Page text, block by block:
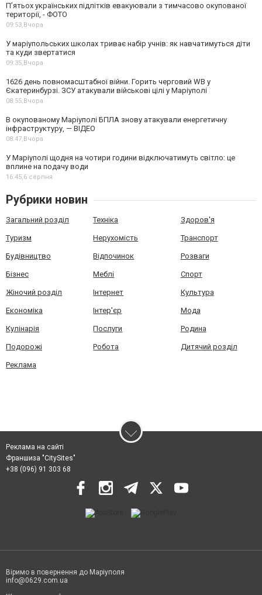
П’ятьох українських підлітків евакуювали з тимчасово окупованої
території, - ФОТО
09:53,Вчора
У маріупольських школах триває набір учнів: як навчатимуться діти
та куди звертатися
09:35,Вчора
1626 день повномасштабної війни. Горить черговий WB у
Єкатеринбурзі. ЗСУ атакували військові цілі у Маріуполі
08:55,Вчора
В окупованому Маріуполі БПЛА знову атакували енергетичну
інфраструктуру, — ВІДЕО
08:47,Вчора
У Маріуполі щодня на чотири години відключатимуть світло: це
вплине на подачу води
16:45,6 серпня
Рубрики новин
Загальний розділ Техніка Здоров'я
Туризм Нерухомість Транспорт
Будівництво Відпочинок Розваги
Бізнес Меблі Спорт
Жіночий розділ Інтернет Культура
Економіка Інтер'єр Мода
Кулінарія Послуги Родина
Подорожі Робота Дитячий розділ
Реклама
Реклама на сайті
Франшиза "CitySites"
+38 (096) 91 303 68
Віримо в повернення до Маріуполя
info@0629.com.ua